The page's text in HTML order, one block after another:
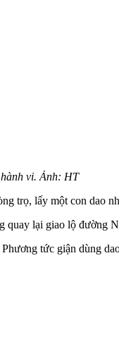
vi. Ảnh: HT
trọ, lấy một con dao
quay lại giao lộ đường
tức giận dùng